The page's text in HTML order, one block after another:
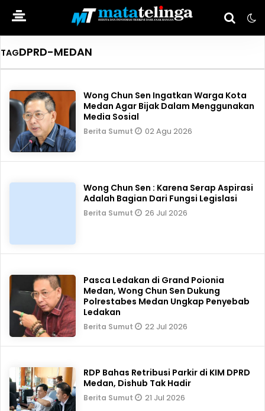
TAGDPRD-MEDAN
Wong Chun Sen Ingatkan Warga Kota
Medan Agar Bijak Dalam Menggunakan
Media Sosial
Berita Sumut 02 Agu 2026
Wong Chun Sen : Karena Serap Aspirasi
Adalah Bagian Dari Fungsi Legislasi
Berita Sumut 26 Jul 2026
Pasca Ledakan di Grand Poionia
Medan, Wong Chun Sen Dukung
Polrestabes Medan Ungkap Penyebab
Ledakan
Berita Sumut 22 Jul 2026
RDP Bahas Retribusi Parkir di KIM DPRD
Medan, Dishub Tak Hadir
Berita Sumut 21 Jul 2026